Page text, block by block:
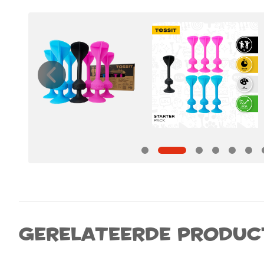
Gerelateerde